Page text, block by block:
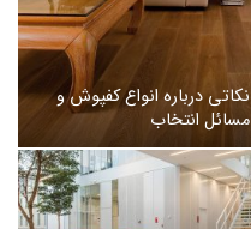
نکاتی درباره انواع کفپوش و
مسائل انتخاب